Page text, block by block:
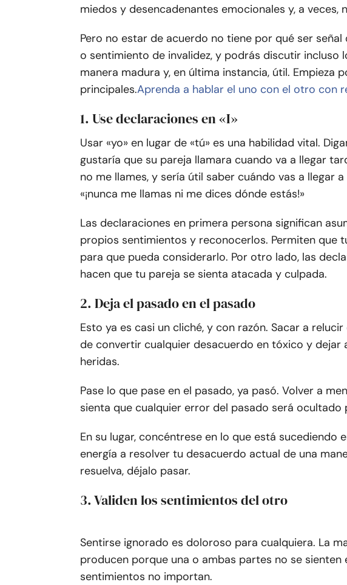
miedos y desencadenantes emocionales y, a veces,
Pero no estar de acuerdo no tiene por qué ser
o sentimiento de invalidez, y podrás discutir incluso
manera madura y, en última instancia, útil. Empieza
principales.Aprenda a hablar el uno con el otro con
1. Use declaraciones en «I»
Usar «yo» en lugar de «tú» es una habilidad vital.
gustaría que su pareja llamara cuando va a llegar
no me llames, y sería útil saber cuándo vas a llegar
«¡nunca me llamas ni me dices dónde estás!»
Las declaraciones en primera persona significan
propios sentimientos y reconocerlos. Permiten que
para que pueda considerarlo. Por otro lado, las
hacen que tu pareja se sienta atacada y culpada.
2. Deja el pasado en el pasado
Esto ya es casi un cliché, y con razón. Sacar a
de convertir cualquier desacuerdo en tóxico y dejar
heridas.
Pase lo que pase en el pasado, ya pasó. Volver a
sienta que cualquier error del pasado será ocultado
En su lugar, concéntrese en lo que está sucediendo
energía a resolver tu desacuerdo actual de una
resuelva, déjalo pasar.
3. Validen los sentimientos del otro
Sentirse ignorado es doloroso para cualquiera. La
producen porque una o ambas partes no se sienten
sentimientos no importan.